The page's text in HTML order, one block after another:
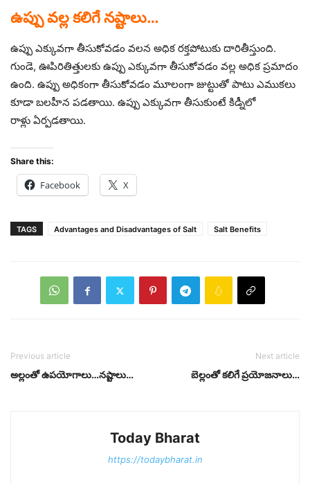
ఉప్పు వల్ల కలిగే నష్టాలు…
ఉప్పు ఎక్కువగా తీసుకోవడం వలన అధిక రక్తపోటుకు దారితీస్తుంది.
గుండె, ఊపిరితిత్తులకు ఉప్పు ఎక్కువగా తీసుకోవడం వల్ల అధిక ప్రమాదం
ఉంది. ఉప్పు అధికంగా తీసుకోవడం మూలంగా జుట్టుతో పాటు ఎముకలు
కూడా బలహీన పడతాయి. ఉప్పు ఎక్కువగా తీసుకుంటే కిడ్నీలో
రాళ్లు ఏర్పడతాయి.
Share this:
Facebook X
TAGS Advantages and Disadvantages of Salt Salt Benefits
Previous article
అల్లంతో ఉపయోగాలు…నష్టాలు…
Next article
బెల్లంతో కలిగే ప్రయోజనాలు…
Today Bharat
https://todaybharat.in